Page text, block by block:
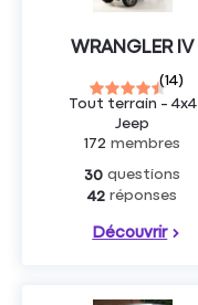
WRANGLER IV
(14)
Tout terrain - 4x4
Jeep
172 membres
30 questions
42 réponses
Découvrir